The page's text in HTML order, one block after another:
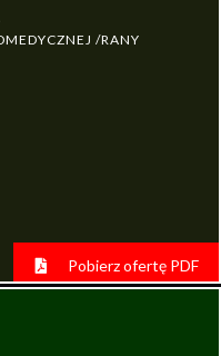
/RANY
Pobierz ofertę PDF